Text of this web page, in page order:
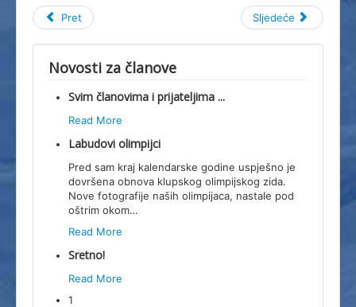
Pret Sljedeće
Novosti za članove
Svim članovima i prijateljima ...
Read More
Labudovi olimpijci
Pred sam kraj kalendarske godine uspješno je
dovršena obnova klupskog olimpijskog zida.
Nove fotografije naših olimpijaca, nastale pod
oštrim okom…
Read More
Sretno!
Read More
1